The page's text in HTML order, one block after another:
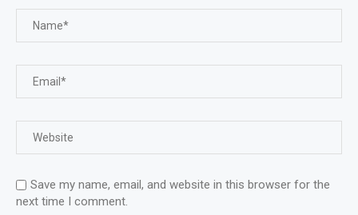
Save my name, email, and website in this browser for the
next time I comment.